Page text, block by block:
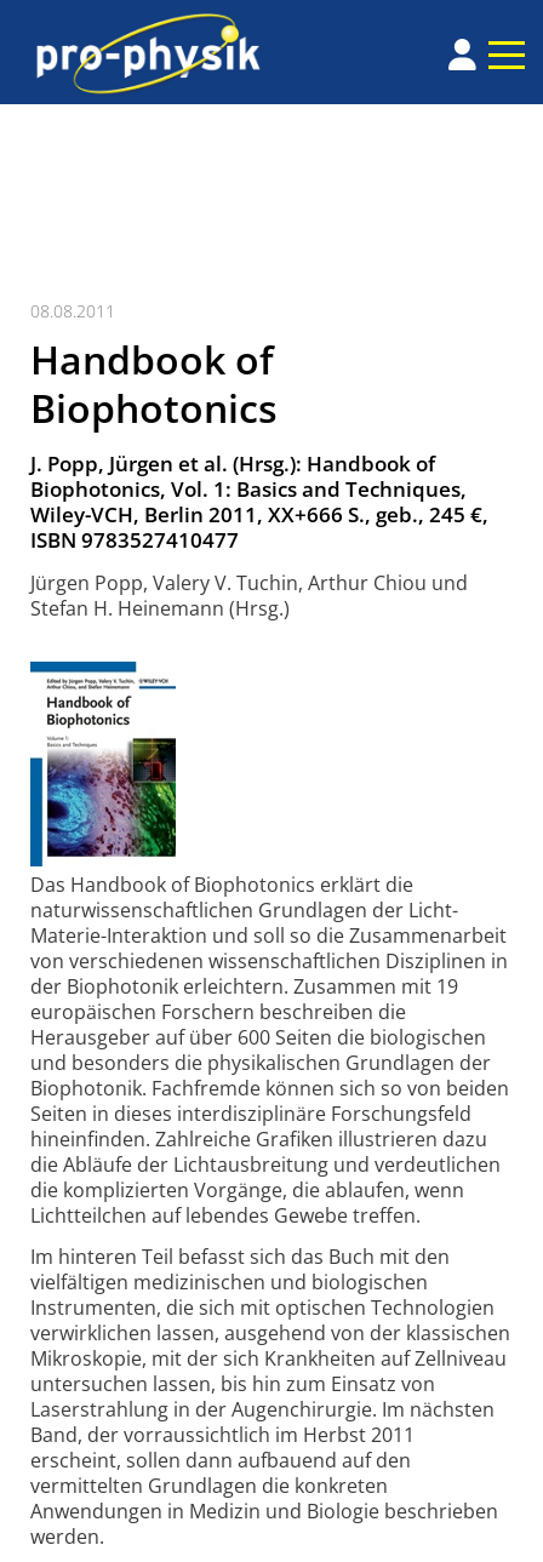
08.08.2011
Handbook of
Biophotonics
J. Popp, Jürgen et al. (Hrsg.): Handbook of
Biophotonics, Vol. 1: Basics and Techniques,
Wiley-VCH, Berlin 2011, XX+666 S., geb., 245 €,
ISBN 9783527410477
Jürgen Popp, Valery V. Tuchin, Arthur Chiou und
Stefan H. Heinemann (Hrsg.)
Das Handbook of Biophotonics erklärt die
naturwissenschaftlichen Grundlagen der Licht-
Materie-Interaktion und soll so die Zusammenarbeit
von verschiedenen wissenschaftlichen Disziplinen in
der Biophotonik erleichtern. Zusammen mit 19
europäischen Forschern beschreiben die
Herausgeber auf über 600 Seiten die biologischen
und besonders die physikalischen Grundlagen der
Biophotonik. Fachfremde können sich so von beiden
Seiten in dieses interdisziplinäre Forschungsfeld
hineinfinden. Zahlreiche Grafiken illustrieren dazu
die Abläufe der Lichtausbreitung und verdeutlichen
die komplizierten Vorgänge, die ablaufen, wenn
Lichtteilchen auf lebendes Gewebe treffen.
Im hinteren Teil befasst sich das Buch mit den
vielfältigen medizinischen und biologischen
Instrumenten, die sich mit optischen Technologien
verwirklichen lassen, ausgehend von der klassischen
Mikroskopie, mit der sich Krankheiten auf Zellniveau
untersuchen lassen, bis hin zum Einsatz von
Laserstrahlung in der Augenchirurgie. Im nächsten
Band, der vorraussichtlich im Herbst 2011
erscheint, sollen dann aufbauend auf den
vermittelten Grundlagen die konkreten
Anwendungen in Medizin und Biologie beschrieben
werden.